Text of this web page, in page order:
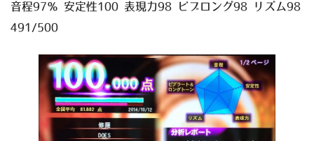
音程97％ 安定性100 表現力98 ビブロング98 リズム98
491/500